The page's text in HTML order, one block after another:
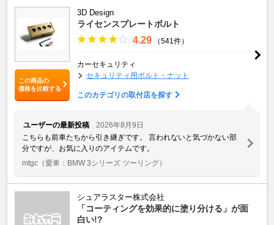
この商品の
価格を比較する
3D Design
ライセンスプレートボルト
4.29 （541件）
カーセキュリティ
セキュリティ用ボルト・ナット
このカテゴリの取付店を探す
ユーザーの最新投稿
2026年8月9日
こちらも前車たちから引き継ぎです。 言われないと気づかない部
分ですが、お気に入りのアイテムです。
mtgc （愛車：BMW 3シリーズ ツーリング）
シュアラスター株式会社
「コーティングを効果的に塗り分ける」が面
白い!?